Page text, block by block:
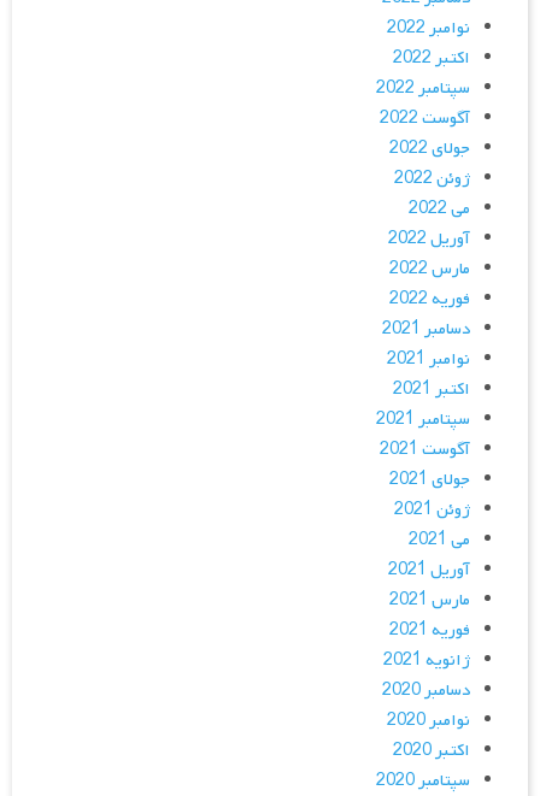
نوامبر 2022
اکتبر 2022
سپتامبر 2022
آگوست 2022
جولای 2022
ژوئن 2022
می 2022
آوریل 2022
مارس 2022
فوریه 2022
دسامبر 2021
نوامبر 2021
اکتبر 2021
سپتامبر 2021
آگوست 2021
جولای 2021
ژوئن 2021
می 2021
آوریل 2021
مارس 2021
فوریه 2021
ژانویه 2021
دسامبر 2020
نوامبر 2020
اکتبر 2020
سپتامبر 2020